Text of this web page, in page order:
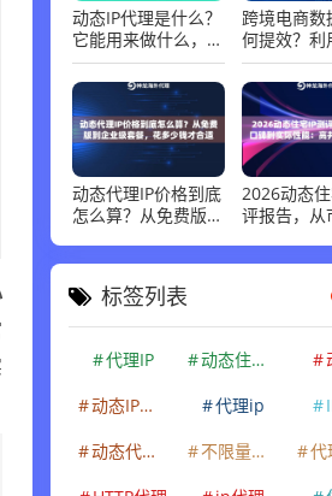
动态IP代理是什么？
它能用来做什么，优
跨境电商数
何提效？利
品信息
动态代理IP价格到底
怎么算？从免费版到
企业级套餐，花多少
钱才合适
2026动态
评报告，从
到实际性能
场景下谁最
标签列表
代理IP 动态住宅IP
动态IP代理
代理ip
动态代理IP
不限量代理IP
代